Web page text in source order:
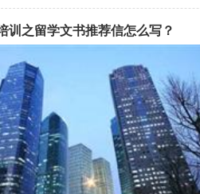
训之留学文书推荐信怎么写？